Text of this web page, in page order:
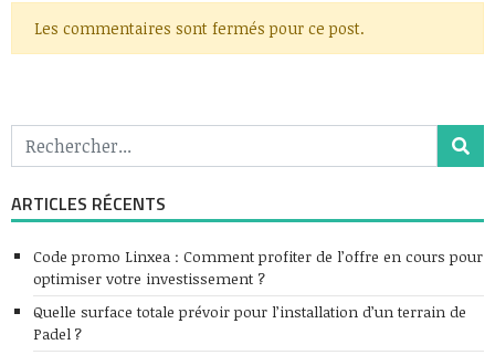
Les commentaires sont fermés pour ce post.
ARTICLES RÉCENTS
Code promo Linxea : Comment profiter de l’offre en cours pour
optimiser votre investissement ?
Quelle surface totale prévoir pour l’installation d’un terrain de
Padel ?